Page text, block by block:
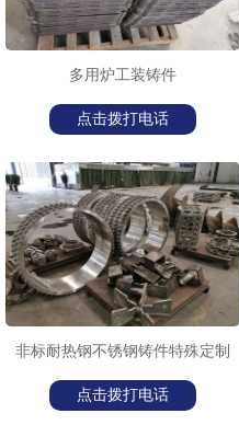
多用炉工装铸件
点击拨打电话
非标耐热钢不锈钢铸件特殊定制
点击拨打电话